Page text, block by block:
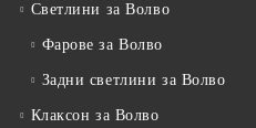
Светлини за Волво
Фарове за Волво
Задни светлини за Волво
Клаксон за Волво